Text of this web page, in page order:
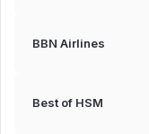
BBN Airlines
Best of HSM